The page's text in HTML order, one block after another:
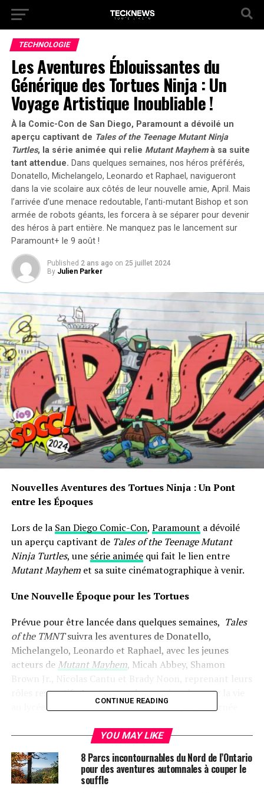
TECHNOLOGIE
Les Aventures Éblouissantes du
Générique des Tortues Ninja : Un
Voyage Artistique Inoubliable !
À la Comic-Con de San Diego, Paramount a dévoilé un
aperçu captivant de Tales of the Teenage Mutant Ninja
Turtles, la série animée qui relie Mutant Mayhemà sa suite
tant attendue. Dans quelques semaines, nos héros préférés,
Donatello, Michelangelo, Leonardo et Raphael, navigueront
dans la vie scolaire aux côtés de leur nouvelle amie, April. Mais
l’arrivée d’une menace redoutable, l’anti-mutant Bishop et son
armée de robots géants, les forcera à se séparer pour devenir
des héros à part entière. Ne manquez pas le lancement sur
Paramount+ le 9 août !
Published 2 ans ago on 25 juillet 2024
By Julien Parker
Nouvelles ‌Aventures des Tortues Ninja : ⁤Un Pont
entre les Époques
Lors‍ de⁢ la San Diego Comic-Con, Paramount a dévoilé
un⁣ aperçu captivant de Tales of the Teenage Mutant
Ninja Turtles, une‍ série animéequi fait le⁢ lien entre
Mutant⁤ Mayhemet sa suite⁣ cinématographique à venir.
Une Nouvelle ‍Époque ⁢pour les Tortues
Prévue pour être lancée⁣ dans​ quelques semaines, ‌ Tales​
of the TMNTsuivra les aventures de‌ Donatello,
⁢Michelangelo, Leonardo et Raphael, avec les jeunes
acteurs de Mutant Mayhem, Micah Abbey, Shamon
⁤Brown Jr., Nicolas Cantu et Brady Noon, reprenant leurs
rôles respectifs. Les‌ tortues devront jongler avec la vie⁢
au lycée tout en se liant d’amitié avec April,​ incarnée
Un Nouveau ⁣Danger Émerge
Cependant, l’arrivée d’une ​menace inédite dans la ville,
représentée par l’anti-mutant ⁣Bishop et une ‍armée de⁢
CONTINUE READING
YOU MAY LIKE
8 Parcs incontournables du Nord de l’Ontario
pour des aventures automnales à couper le
souffle